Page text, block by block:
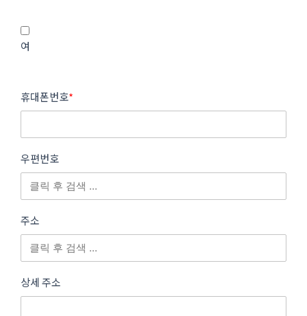
여
휴대폰번호*
우편번호
주소
상세 주소